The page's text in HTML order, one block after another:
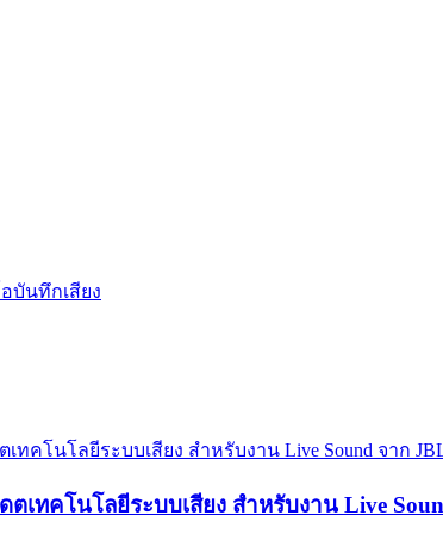
อบันทึกเสียง
ตเทคโนโลยีระบบเสียง สำหรับงาน Live